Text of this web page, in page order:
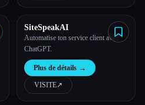
SiteSpeakAI
Automatise ton service client avec
ChatGPT.
Plus de détails →
VISITE↗︎